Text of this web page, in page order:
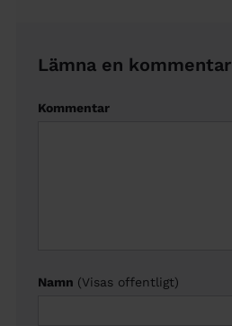
Lämna en kommentar
Kommentar
Namn (Visas offentligt)